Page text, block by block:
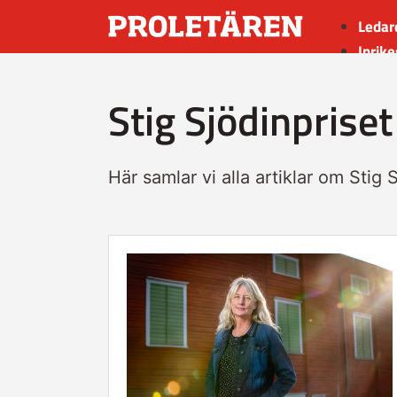
Sport
Stig Sjödinpriset
Här samlar vi alla artiklar om Stig